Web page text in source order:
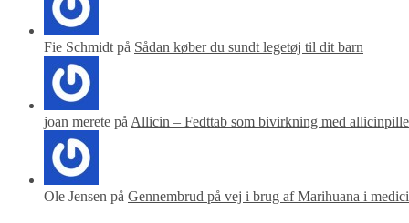
Fie Schmidt på Sådan køber du sundt legetøj til dit barn
joan merete påAllicin – Fedttab som bivirkning med
Ole Jensen på Gennembrud på vej i brug af Marihuana i